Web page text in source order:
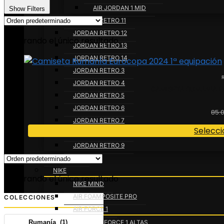
AIR JORDAN 1 MID
JORDAN RETRO 11
JORDAN RETRO 12
JORDAN RETRO 13
JORDAN RETRO 14
JORDAN RETRO 3
JORDAN RETRO 4
JORDAN RETRO 5
JORDAN RETRO 6
JORDAN RETRO 7
JORDAN RETRO 9
NUMERIS
NIKE
NIKE MIND
AIR FOAMPOSITE PRO
AIR FORCE 1
AIR FORCE 1 ALTAS
Show Filters
Mostrando el único resultado
variantes.
opciones
se
pueden
elegir
en
la
Mostrando el único resultado
COLECCIONES